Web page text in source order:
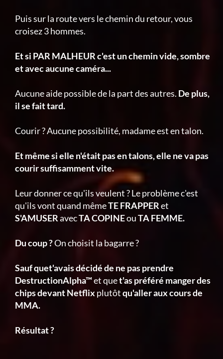
Puis sur la route vers le chemin du retour, vous
croisez 3 hommes.
Et si PAR MALHEUR c'est un chemin vide, sombre
et avec aucune caméra...
Aucune aide possible de la part des autres. De plus,
il se fait tard.
Courir ? Aucune possibilité, madame est en talon.
Et même si elle n'était pas en talons, elle ne va pas
courir suffisamment vite.
Leur donner ce qu'ils veulent ? Le problème c'est
qu'ils vont quand mêmeTE FRAPPERet
S'AMUSERavecTA COPINEouTA FEMME.
Du coup ?On choisit la bagarre ?
Sauf quet'avais décidé de ne pas prendre
DestructionAlpha™et quet'as préféré manger des
chips devant Netflixplutôtqu'aller aux cours de
MMA.
Résultat ?